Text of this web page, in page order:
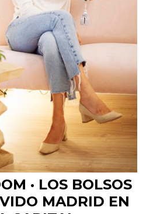
· LOS BOLSOS
MADRID EN